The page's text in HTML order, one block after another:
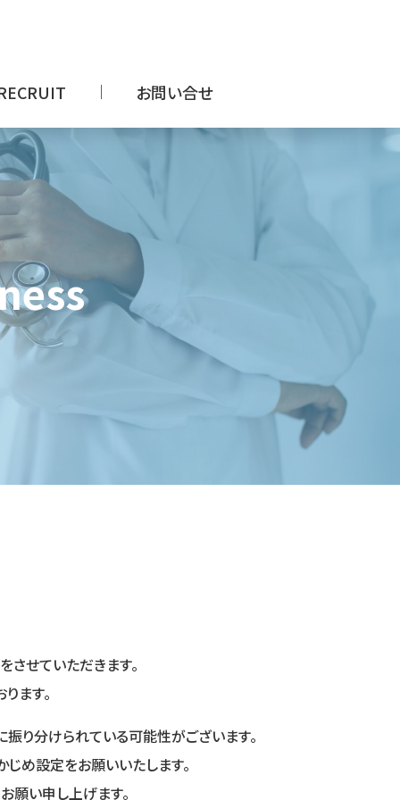
お問い合せ
せていただきます。
ます。
り分けられている可能性がございます。
め設定をお願いいたします。
願い申し上げます。